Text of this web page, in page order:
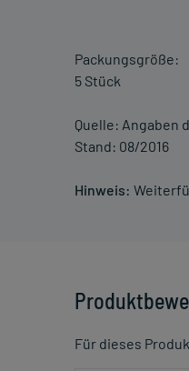
Packungsgröße:
5 Stück
Quelle: Angaben
Stand: 08/2016
Hinweis:
Für dieses